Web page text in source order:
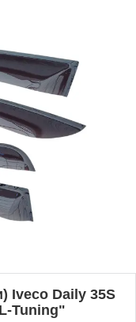
Iveco Daily 35S
Tuning"